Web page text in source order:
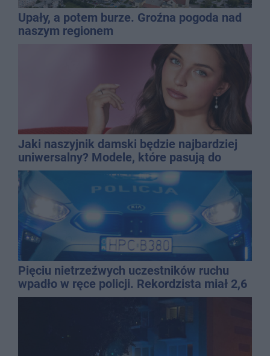
Upały, a potem burze. Groźna pogoda nad
naszym regionem
Jaki naszyjnik damski będzie najbardziej
uniwersalny? Modele, które pasują do
wielu stylizacji
Pięciu nietrzeźwych uczestników ruchu
wpadło w ręce policji. Rekordzista miał 2,6
promila